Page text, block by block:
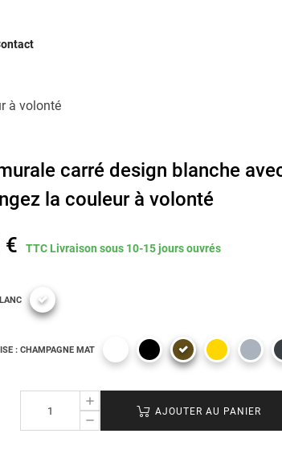
à volonté
carré design blanche
la couleur à volonté
€ TTC Livraison sous 10-15 jours ouvrés
: CHAMPAGNE MAT
AJOUTER AU PANIER